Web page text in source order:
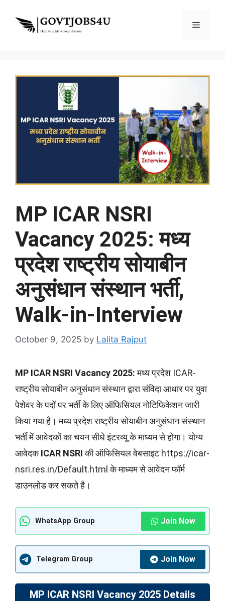
content
Menu
MP ICAR NSRI
Vacancy 2025: मध्य
प्रदेश राष्‍ट्रीय सोया‍बीन
अनुसंधान संस्थान भर्ती,
Walk-in-Interview
October 9, 2025 by Lalita Rajput
MP ICAR NSRI Vacancy 2025:मध्य प्रदेश ICAR-
राष्‍ट्रीय सोया‍बीन अनुसंधान संस्थान द्वारा संविदा आधार पर युवा
पेशेवर के पदों पर भर्ती के लिए ऑफिसियल नोटिफिकेशन जारी
किया गया है। मध्य प्रदेश राष्‍ट्रीय सोया‍बीन अनुसंधान संस्थान
भर्ती में आवेदकों का चयन सीधे इंटरव्यू के माध्यम से होगा। योग्य
आवेदकICAR NSRIकी ऑफिसियल वेबसाइट https://icar-
nsri.res.in/Default.html के माध्यम से आवेदन फॉर्म
डाउनलोड कर सकते है।
WhatsApp Group Join Now
Telegram Group Join Now
MP ICAR NSRI Vacancy 2025 Details